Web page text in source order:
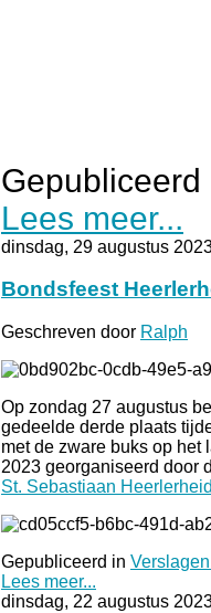
Gepubliceerd
Lees meer...
dinsdag, 29 augustus
Bondsfeest
Geschreven door Ralph
Op zondag 27 augustus
gedeelde derde plaats
met de zware buks op het
2023 georganiseerd door
St. Sebastiaan
Gepubliceerd in
Lees meer...
dinsdag, 22 augustus